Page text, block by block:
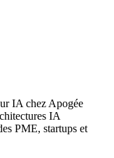
IA chez Apogée
IA
PME, startups et